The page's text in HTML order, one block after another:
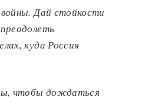
Дай стойкости
куда Россия
чтобы дождаться